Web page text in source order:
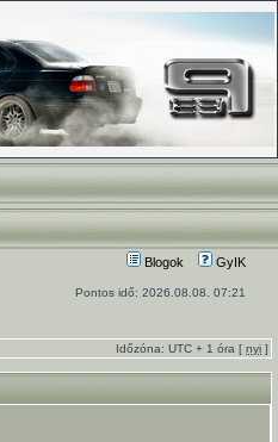
Blogok GyIK
Pontos idő: 2026.08.08. 07:21
Időzóna: UTC + 1 óra [ nyi ]